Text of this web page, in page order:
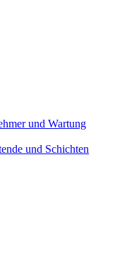
und Wartung
und Schichten